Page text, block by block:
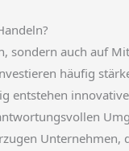
sondern auch auf
häufig
entstehen
Unternehmen,